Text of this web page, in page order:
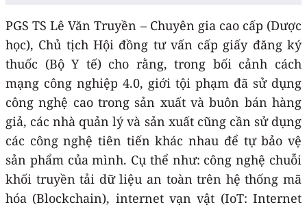
PGS TS Lê Văn Truyền – Chuyên gia cao cấp (Dược
học), Chủ tịch Hội đồng tư vấn cấp giấy đăng ký
thuốc (Bộ Y tế) cho rằng, trong bối cảnh cách
mạng công nghiệp 4.0, giới tội phạm đã sử dụng
công nghệ cao trong sản xuất và buôn bán hàng
giả, các nhà quản lý và sản xuất cũng cần sử dụng
các công nghệ tiên tiến khác nhau để tự bảo vệ
sản phẩm của mình. Cụ thể như: công nghệ chuỗi
khối truyền tải dữ liệu an toàn trên hệ thống mã
hóa (Blockchain), internet vạn vật (IoT: Internet